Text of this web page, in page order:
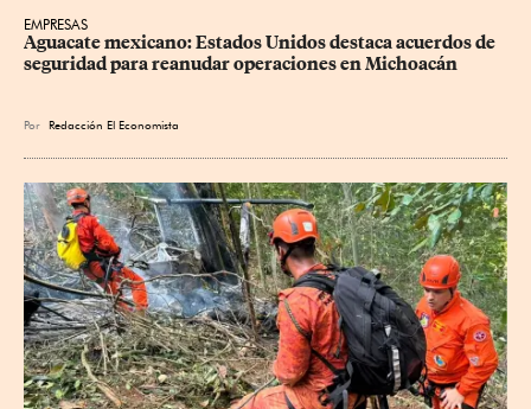
EMPRESAS
Aguacate mexicano: Estados Unidos destaca acuerdos de
seguridad para reanudar operaciones en Michoacán
Por Redacción El Economista